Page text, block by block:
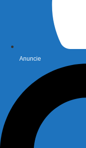
Anuncie